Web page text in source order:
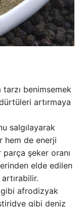
benimsemek
artırmaya
salgılayarak
hem de enerji
şeker oranı
elde edilen
gibi afrodizyak
gibi deniz